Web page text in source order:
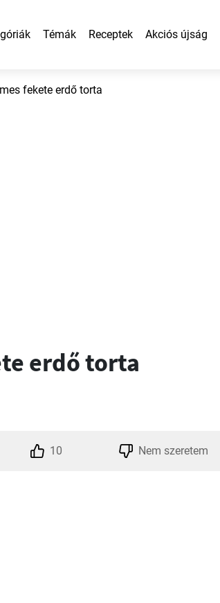
Témák Receptek Akciós újság
fekete erdő torta
erdő torta
10 Nem szeretem